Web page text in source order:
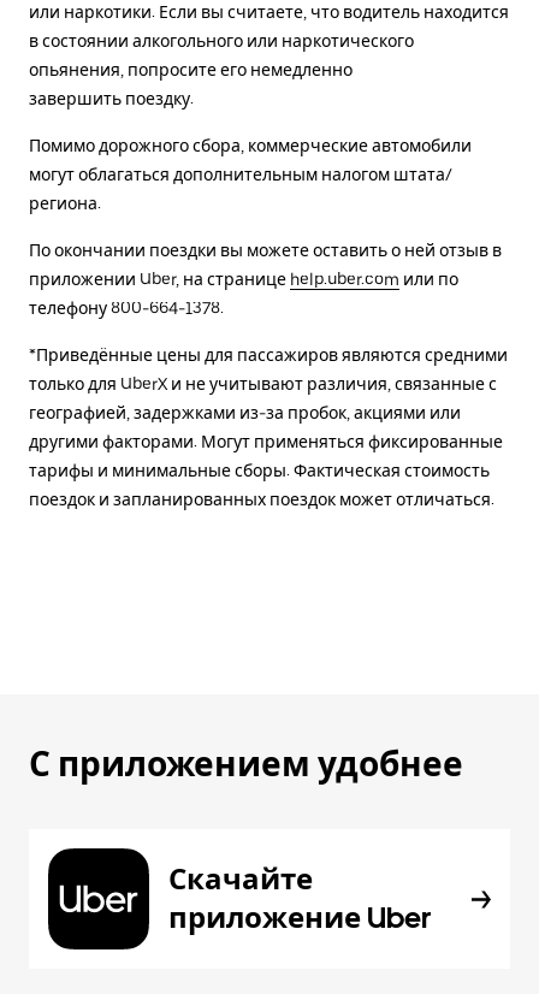
или наркотики. Если вы считаете, что водитель находится
в состоянии алкогольного или наркотического
опьянения, попросите его немедленно
завершить поездку.
Помимо дорожного сбора, коммерческие автомобили
могут облагаться дополнительным налогом штата/
региона.
По окончании поездки вы можете оставить о ней отзыв в
приложении Uber, на странице help.uber.com или по
телефону 800-664-1378.
*Приведённые цены для пассажиров являются средними
только для UberX и не учитывают различия, связанные с
географией, задержками из-за пробок, акциями или
другими факторами. Могут применяться фиксированные
тарифы и минимальные сборы. Фактическая стоимость
поездок и запланированных поездок может отличаться.
С приложением удобнее
Скачайте
приложение Uber